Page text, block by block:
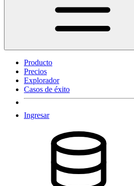
Producto
Precios
Explorador
Casos de éxito
Ingresar